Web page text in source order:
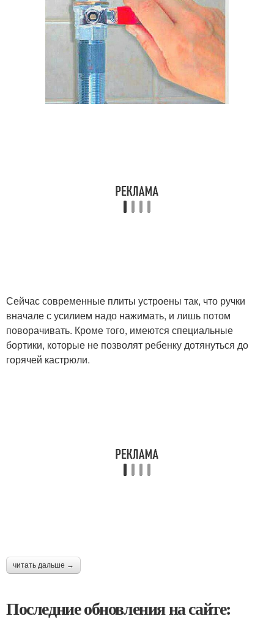
Сейчас современные плиты устроены так, что ручки
вначале с усилием надо нажимать, и лишь потом
поворачивать. Кроме того, имеются специальные
бортики, которые не позволят ребенку дотянуться до
горячей кастрюли.
читать дальше →
Последние обновления на сайте: